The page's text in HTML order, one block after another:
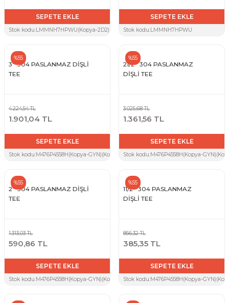
SEPETE EKLE
Stok kodu:LMMNH7HPWU(Kopya-2D2)
SEPETE EKLE
Stok kodu:LMMNH7HPWU
3'' 304 PASLANMAZ DİŞLİ
TEE
%55
4.224,54 TL
1.901,04 TL
SEPETE EKLE
Stok kodu:M476P4558H(Kopya-GYN)(Kopya-S9T)(Kopya-7UW)(Kopya-7BZ)(Kopya-
21/2'' 304 PASLANMAZ
DİŞLİ TEE
%55
3.025,68 TL
1.361,56 TL
SEPETE EKLE
Stok kodu:M476P4558H(Kopya-
2'' 304 PASLANMAZ DİŞLİ
TEE
%55
1.313,03 TL
590,86 TL
SEPETE EKLE
Stok kodu:M476P4558H(Kopya-GYN)(Kopya-S9T)(Kopya-7UW)(Kopya-7BZ)(Kopya-
11/2'' 304 PASLANMAZ
DİŞLİ TEE
%55
856,32 TL
385,35 TL
SEPETE EKLE
Stok kodu:M476P4558H(Kopya-